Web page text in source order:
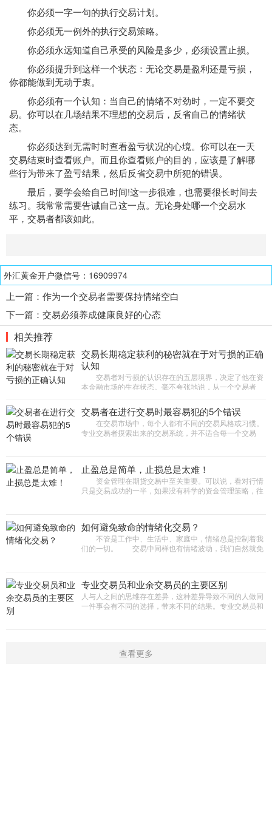
你必须一字一句的执行交易计划。
你必须无一例外的执行交易策略。
你必须永远知道自己承受的风险是多少，必须设置止损。
你必须提升到这样一个状态：无论交易是盈利还是亏损，
你都能做到无动于衷。
你必须有一个认知：当自己的情绪不对劲时，一定不要交
易。你可以在几场结果不理想的交易后，反省自己的情绪状
态。
你必须达到无需时时查看盈亏状况的心境。你可以在一天
交易结束时查看账户。而且你查看账户的目的，应该是了解哪
些行为带来了盈亏结果，然后反省交易中所犯的错误。
最后，要学会给自己时间!这一步很难，也需要很长时间去
练习。我常常需要告诫自己这一点。无论身处哪一个交易水
平，交易者都该如此。
外汇黄金开户微信号：16909974
上一篇： 作为一个交易者需要保持情绪空白
下一篇： 交易必须养成健康良好的心态
相关推荐
交易长期稳定获利的秘密就在于对亏损的正确
认知
交易者对亏损的认识存在的五层境界，决定了他在资
本金融市场的生存状态。毫不夸张地说，从一个交易者
境界。
交易者在进行交易时最容易犯的5个错误
在交易市场中，每个人都有不同的交易风格或习惯。
专业交易者摸索出来的交易系统，并不适合每一个交易
止盈总是简单，止损总是太难！
资金管理在期货交易中至关重要。可以说，看对行情
只是交易成功的一半，如果没有科学的资金管理策略，往
如何避免致命的情绪化交易？
不管是工作中、生活中、家庭中，情绪总是控制着我
们的一切。 交易中同样也有情绪波动，我们自然就免
专业交易员和业余交易员的主要区别
人与人之间的思维存在差异，这种差异导致不同的人做同
一件事会有不同的选择，带来不同的结果。专业交易员和
查看更多